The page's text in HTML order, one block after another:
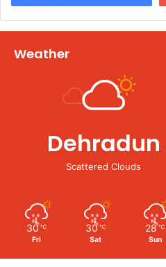
Weather
Dehradun
Scattered Clouds
30 ℃
Fri
30 ℃
Sat
28 ℃
Sun